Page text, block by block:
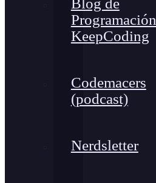
Blog de
Programación
KeepCoding
Codemacers
(podcast)
Nerdsletter